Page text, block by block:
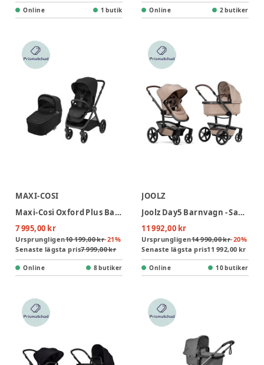
Online 1 butik Online 2 butiker
MAXI-COSI
Maxi-Cosi Oxford Plus Barnvagn - Twillic Black
7 995,00 kr
Ursprungligen10 199,00 kr-21%
Senaste lägsta pris7 999,00 kr
Online 8 butiker
JOOLZ
Joolz Day5 Barnvagn - Sandy Taupe
11 992,00 kr
Ursprungligen14 990,00 kr-20%
Senaste lägsta pris11 992,00 kr
Online 10 butiker